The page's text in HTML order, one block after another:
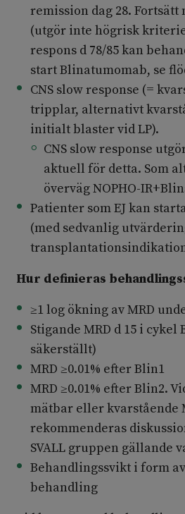
remission dag 28.
(utgör inte högrisk
respons d 78/85 kan
start Blinatumomab, se
CNS slow response (=
tripplar, alternativt
initialt blaster vid LP).
CNS slow response
aktuell för detta. Som
överväg NOPHO-
Patienter som EJ kan
(med sedvanlig
Hur definieras
≥1 log ökning av MRD
Stigande MRD d 15 i
säkerställt)
MRD ≥0.01% efter Blin1
MRD ≥0.01% efter Blin2.
mätbar eller kvarstående
rekommenderas
SVALL gruppen gällande
Behandlingssvikt i form
behandling